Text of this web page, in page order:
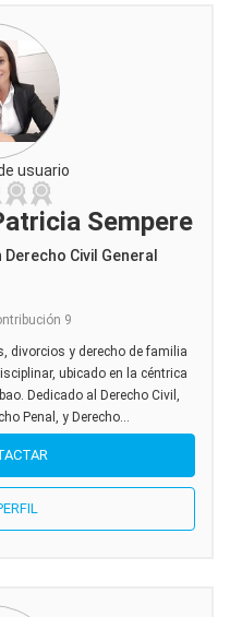
usuario
Sempere
Civil General
9
divorcios y derecho de familia
ubicado en la céntrica
Dedicado al Derecho Civil,
Penal, y Derecho...